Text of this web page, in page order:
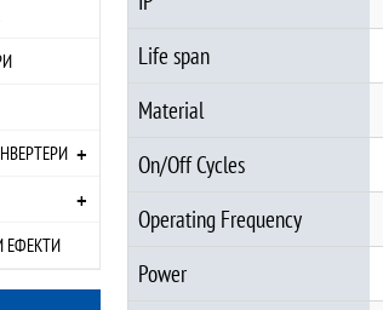
+
+
ЕФЕКТИ
Life span
Material
On/Off Cycles
Operating Frequency
Power